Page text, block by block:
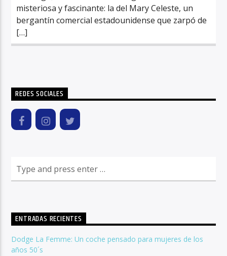
misteriosa y fascinante: la del Mary Celeste, un
bergantín comercial estadounidense que zarpó de
[…]
REDES SOCIALES
ENTRADAS RECIENTES
Dodge La Femme: Un coche pensado para mujeres de los
años 50´s